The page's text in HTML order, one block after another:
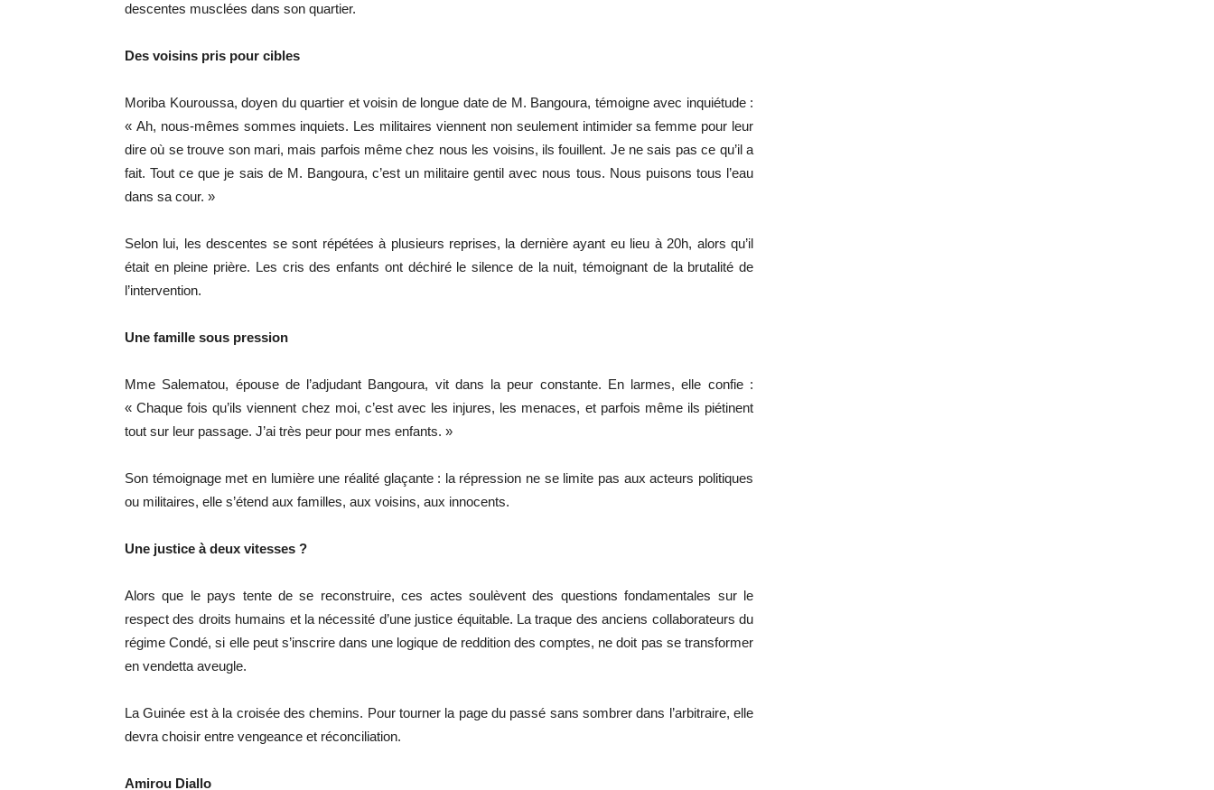
descentes musclées dans son quartier.
Des voisins pris pour cibles
Moriba Kouroussa, doyen du quartier et voisin de longue date de M. Bangoura, témoigne avec inquiétude :
« Ah, nous-mêmes sommes inquiets. Les militaires viennent non seulement intimider sa femme pour leur
dire où se trouve son mari, mais parfois même chez nous les voisins, ils fouillent. Je ne sais pas ce qu’il a
fait. Tout ce que je sais de M. Bangoura, c’est un militaire gentil avec nous tous. Nous puisons tous l’eau
dans sa cour. »
Selon lui, les descentes se sont répétées à plusieurs reprises, la dernière ayant eu lieu à 20h, alors qu’il
était en pleine prière. Les cris des enfants ont déchiré le silence de la nuit, témoignant de la brutalité de
l’intervention.
Une famille sous pression
Mme Salematou, épouse de l’adjudant Bangoura, vit dans la peur constante. En larmes, elle confie :
« Chaque fois qu’ils viennent chez moi, c’est avec les injures, les menaces, et parfois même ils piétinent
tout sur leur passage. J’ai très peur pour mes enfants. »
Son témoignage met en lumière une réalité glaçante : la répression ne se limite pas aux acteurs politiques
ou militaires, elle s’étend aux familles, aux voisins, aux innocents.
Une justice à deux vitesses ?
Alors que le pays tente de se reconstruire, ces actes soulèvent des questions fondamentales sur le
respect des droits humains et la nécessité d’une justice équitable. La traque des anciens collaborateurs du
régime Condé, si elle peut s’inscrire dans une logique de reddition des comptes, ne doit pas se transformer
en vendetta aveugle.
La Guinée est à la croisée des chemins. Pour tourner la page du passé sans sombrer dans l’arbitraire, elle
devra choisir entre vengeance et réconciliation.
Amirou Diallo